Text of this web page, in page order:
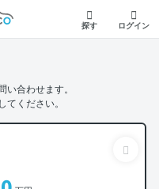
コ
探す ログイン
合わせます。
ください。